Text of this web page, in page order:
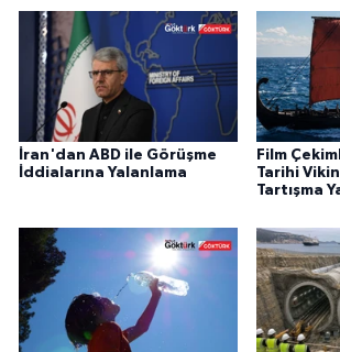
İran'dan ABD ile Görüşme
İddialarına Yalanlama
Film
Tarihi
Tartışma